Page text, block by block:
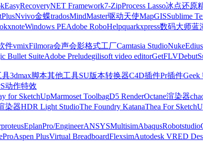
EasyRecoveryNET Framework7-ZipProcess Lasso冰点还原
Nvivo金蝶tradosMindMaster驱动天使MapGISSublime
Windows PEAdobe RoboHelpquarkxpress数码大师蓝
件vmixFilmora会声会影格式工厂Camtasia StudioNukeEdius
Bullet SuiteAdobe Preludegilisoft video editorGetFLVDebut
具3dmax脚本其他工具SU版本转换器C4D插件Pr插件Geek
动作特效
for SketchUpMarmoset ToolbagD5 RenderOctane渲染器
染器HDR Light StudioThe Foundry KatanaThea For
proteusEplanPro/EngineerANSYSMultisimAbaqusRobotstudio
Aspen PlusVirtual BreadboardFlexsimAutodesk VRED